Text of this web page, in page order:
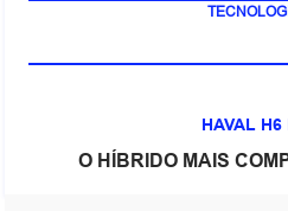
HAVAL H6
O HÍBRIDO MAIS